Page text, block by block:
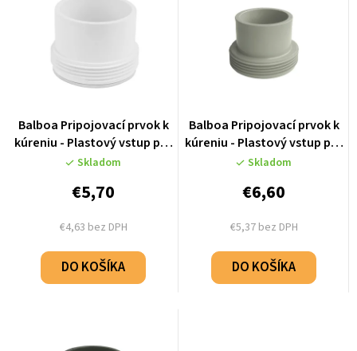
Balboa Pripojovací prvok k
kúreniu - Plastový vstup pre
hadicu 48mm - 50084
Skladom
€4,63 bez DPH
€5,70
DO KOŠÍKA
Balboa Pripojovací prvok k
kúreniu - Plastový vstup pre
hadicu 50mm - 50084M
Skladom
€5,37 bez DPH
€6,60
DO KOŠÍKA